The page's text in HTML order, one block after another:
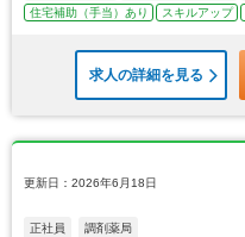
住宅補助（手当）あり
スキルアップ
求人の詳細を見る
更新日：2026年6月18日
正社員 調剤薬局